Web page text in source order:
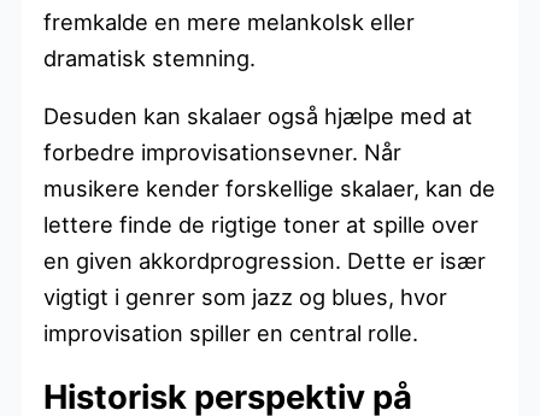
fremkalde en mere melankolsk eller
dramatisk stemning.
Desuden kan skalaer også hjælpe med at
forbedre improvisationsevner. Når
musikere kender forskellige skalaer, kan de
lettere finde de rigtige toner at spille over
en given akkordprogression. Dette er især
vigtigt i genrer som jazz og blues, hvor
improvisation spiller en central rolle.
Historisk perspektiv på